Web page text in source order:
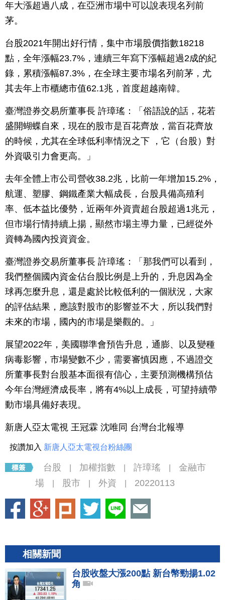
年大漲超過八成，在亞洲市場中可以說表現名列前
茅。
台股2021年開出好行情，集中市場股價指數18218
點，全年漲幅23.7%，連續三年寫下漲幅超過2成的紀
錄，累積漲幅87.3%，在全球主要市場名列前茅，尤
其去年上市櫃總市值62.1兆，首度超越南韓。
臺灣證券交易所董事長 許璋瑤：「俗語說的話，花若
盛開蝴蝶自來，現在的股市是百花齊放，當百花齊放
的時候，尤其在全球低利率情況之下 ，它（台股）對
外資吸引力會更高。」
去年全體上市公司營收38.2兆，比前一年增加15.2%，
航運、塑膠、鋼鐵產業大幅成長，台股具備高殖利
率、低本益比優勢，近兩年外資賣超台股超過1兆元，
但市場行情持續上揚，顯然市場主導力量，已經從外
資轉為國內投資資金。
臺灣證券交易所董事長 許璋瑤：「那我們可以看到，
我們整個國內資金佔台股比例是上升的，升息因為全
球再怎麼升息，還是處於比較低利的一個狀況，大家
的評估結果，應該對股市的影響並不大，所以我們對
未來的市場，國內的市場是樂觀的。」
展望2022年，美國聯準會預告升息，通膨、以及變種
病毒影響，市場變數不少，需要審慎因應，不過證交
所董事長對台股基本面很有信心，主要預測機構預估
今年台灣經濟成長率，將有4%以上成長，可望持續帶
動市場具備好表現。
新唐人亞太電視 王冠霖 沈唯同 台灣台北報導
按讚加入 新唐人亞太電視台粉絲團
台股 加權指數 許璋瑤
金融市
場
股市 外資 20220113
相關新聞
台股收盤大漲200點 新台幣勁揚1.02
角